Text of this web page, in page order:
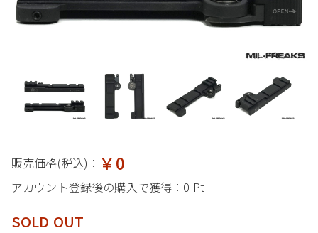
販売価格(税込)： ￥0
アカウント登録後の購入で獲得： 0 Pt
SOLD OUT